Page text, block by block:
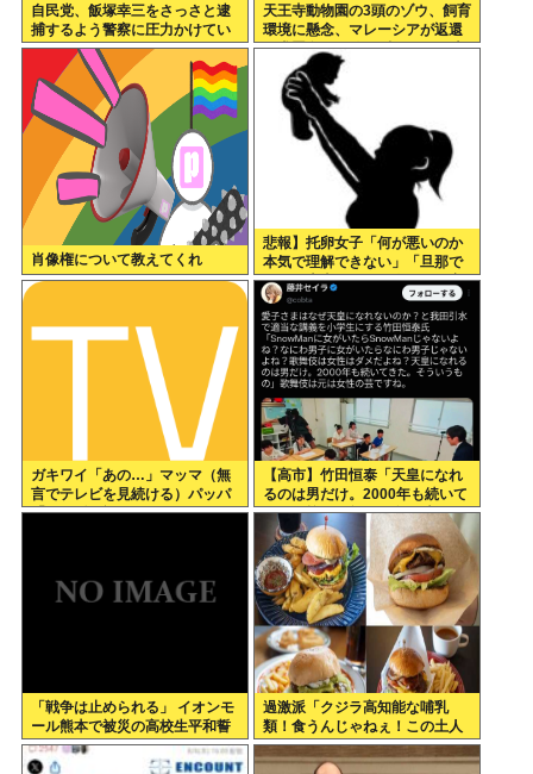
自民党、飯塚幸三をさっさと逮
捕するよう警察に圧力かけてい
たwww
天王寺動物園の3頭のゾウ、飼育
環境に懸念、マレーシアが返還
要求署名17万人。酷すぎる日本
の動物園
肖像権について教えてくれ
悲報】托卵女子「何が悪いのか
本気で理解できない」「旦那で
はなく本当に好きな人の子を産
みたい。これってそんなに悪い
こと？」
ガキワイ「あの…」マッマ（無
言でテレビを見続ける）パッパ
「おい?勉強しろや?」
【高市】竹田恒泰「天皇になれ
るのは男だけ。2000年も続いて
きた伝統。歌舞伎も女は駄目だ
よね？」
「戦争は止められる」 イオンモ
ール熊本で被災の高校生平和誓
う
過激派「クジラ高知能な哺乳
類！食うんじゃねぇ！この土人
どもが！！」ハンバーガーもぐ
もぐ